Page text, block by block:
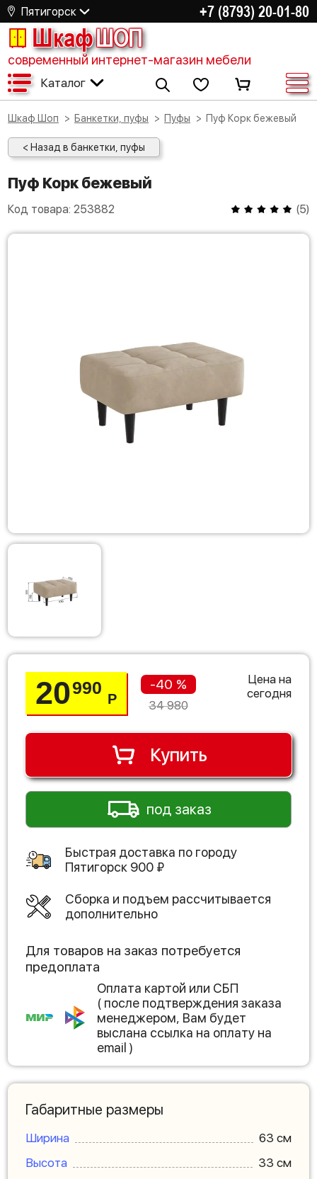
Пятигорск +7 (8793) 20-01-80
ШкафШОП
современный интернет-магазин мебели
Каталог
Шкаф Шоп Банкетки, пуфы Пуфы Пуф Корк бежевый
< Назад в банкетки, пуфы
Пуф Корк бежевый
Код товара: 253882 (5)
20990
Р
-40 %
34 980
Цена на
сегодня
Купить
под заказ
Быстрая доставка по городу
Пятигорск 900 ₽
Сборка и подъем рассчитывается
дополнительно
Для товаров на заказ потребуется
предоплата
Оплата картой или СБП
( после подтверждения заказа
менеджером, Вам будет
выслана ссылка на оплату на
email )
Габаритные размеры
Ширина
63 см
Высота
33 см